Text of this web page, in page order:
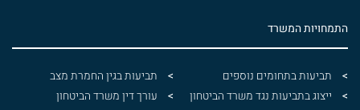
התמחויות המשרד
תביעות בתחומים נוספים
ייצוג בתביעות נגד משרד הביטחון
תביעות בגין החמרת מצב
עורך דין משרד הביטחון